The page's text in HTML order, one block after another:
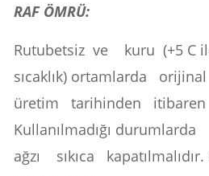
RAF ÖMRÜ:
Rutubetsiz ve kuru (+5 C
sıcaklık) ortamlarda
üretim tarihinden itibaren
Kullanılmadığı
ağzı sıkıca